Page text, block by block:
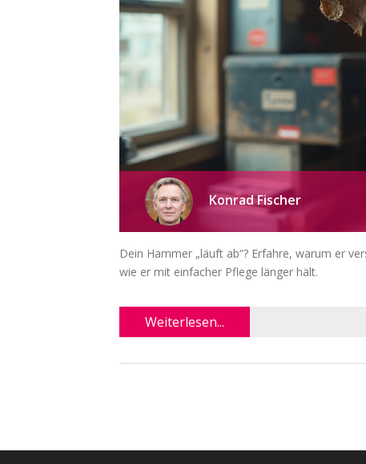
Konrad Fischer
Dein Hammer „läuft ab“? Erfahre, warum er
wie er mit einfacher Pflege länger hält.
Weiterlesen...